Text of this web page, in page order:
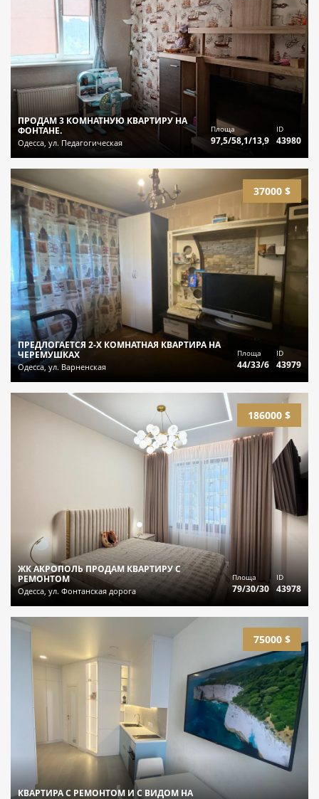
ПРОДАМ 3 КОМНАТНУЮ КВАРТИРУ НА
ФОНТАНЕ.
Одесса, ул. Педагогическая
Площа
97,5/58,1/13,9
ID
43980
37000 $
ПРЕДЛОГАЕТСЯ 2-Х КОМНАТНАЯ КВАРТИРА НА
ЧЕРЕМУШКАХ
Одесса, ул. Варненская
Площа
44/33/6
ID
43979
186000 $
ЖК АКРОПОЛЬ ПРОДАМ КВАРТИРУ С
РЕМОНТОМ
Одесса, ул. Фонтанская дорога
Площа
79/30/30
ID
43978
75000 $
КВАРТИРА С РЕМОНТОМ И С ВИДОМ НА